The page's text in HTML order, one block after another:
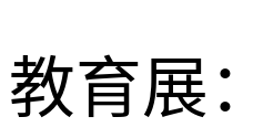
教育展